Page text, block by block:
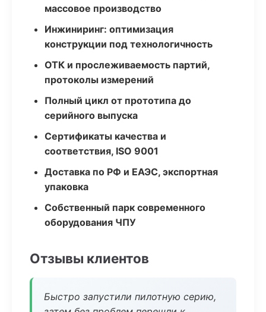
массовое производство
Инжиниринг: оптимизация
конструкции под технологичность
ОТК и прослеживаемость партий,
протоколы измерений
Полный цикл от прототипа до
серийного выпуска
Сертификаты качества и
соответствия, ISO 9001
Доставка по РФ и ЕАЭС, экспортная
упаковка
Собственный парк современного
оборудования ЧПУ
Отзывы клиентов
Быстро запустили пилотную серию,